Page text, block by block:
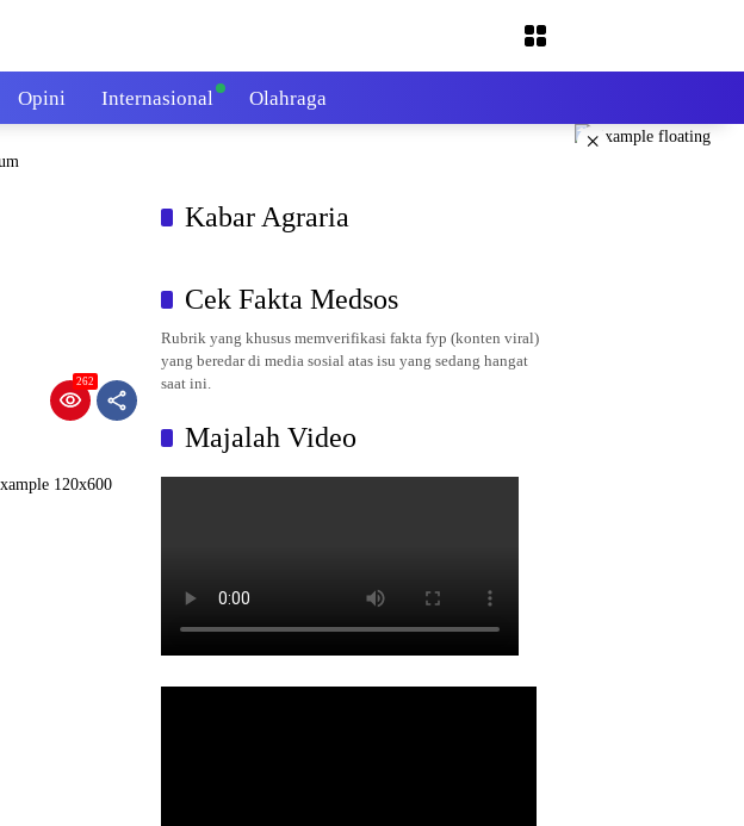
Opini Internasional Olahraga
×
262
Kabar Agraria
Cek Fakta Medsos
Rubrik yang khusus memverifikasi fakta fyp (konten viral)
yang beredar di media sosial atas isu yang sedang hangat
saat ini.
Majalah Video